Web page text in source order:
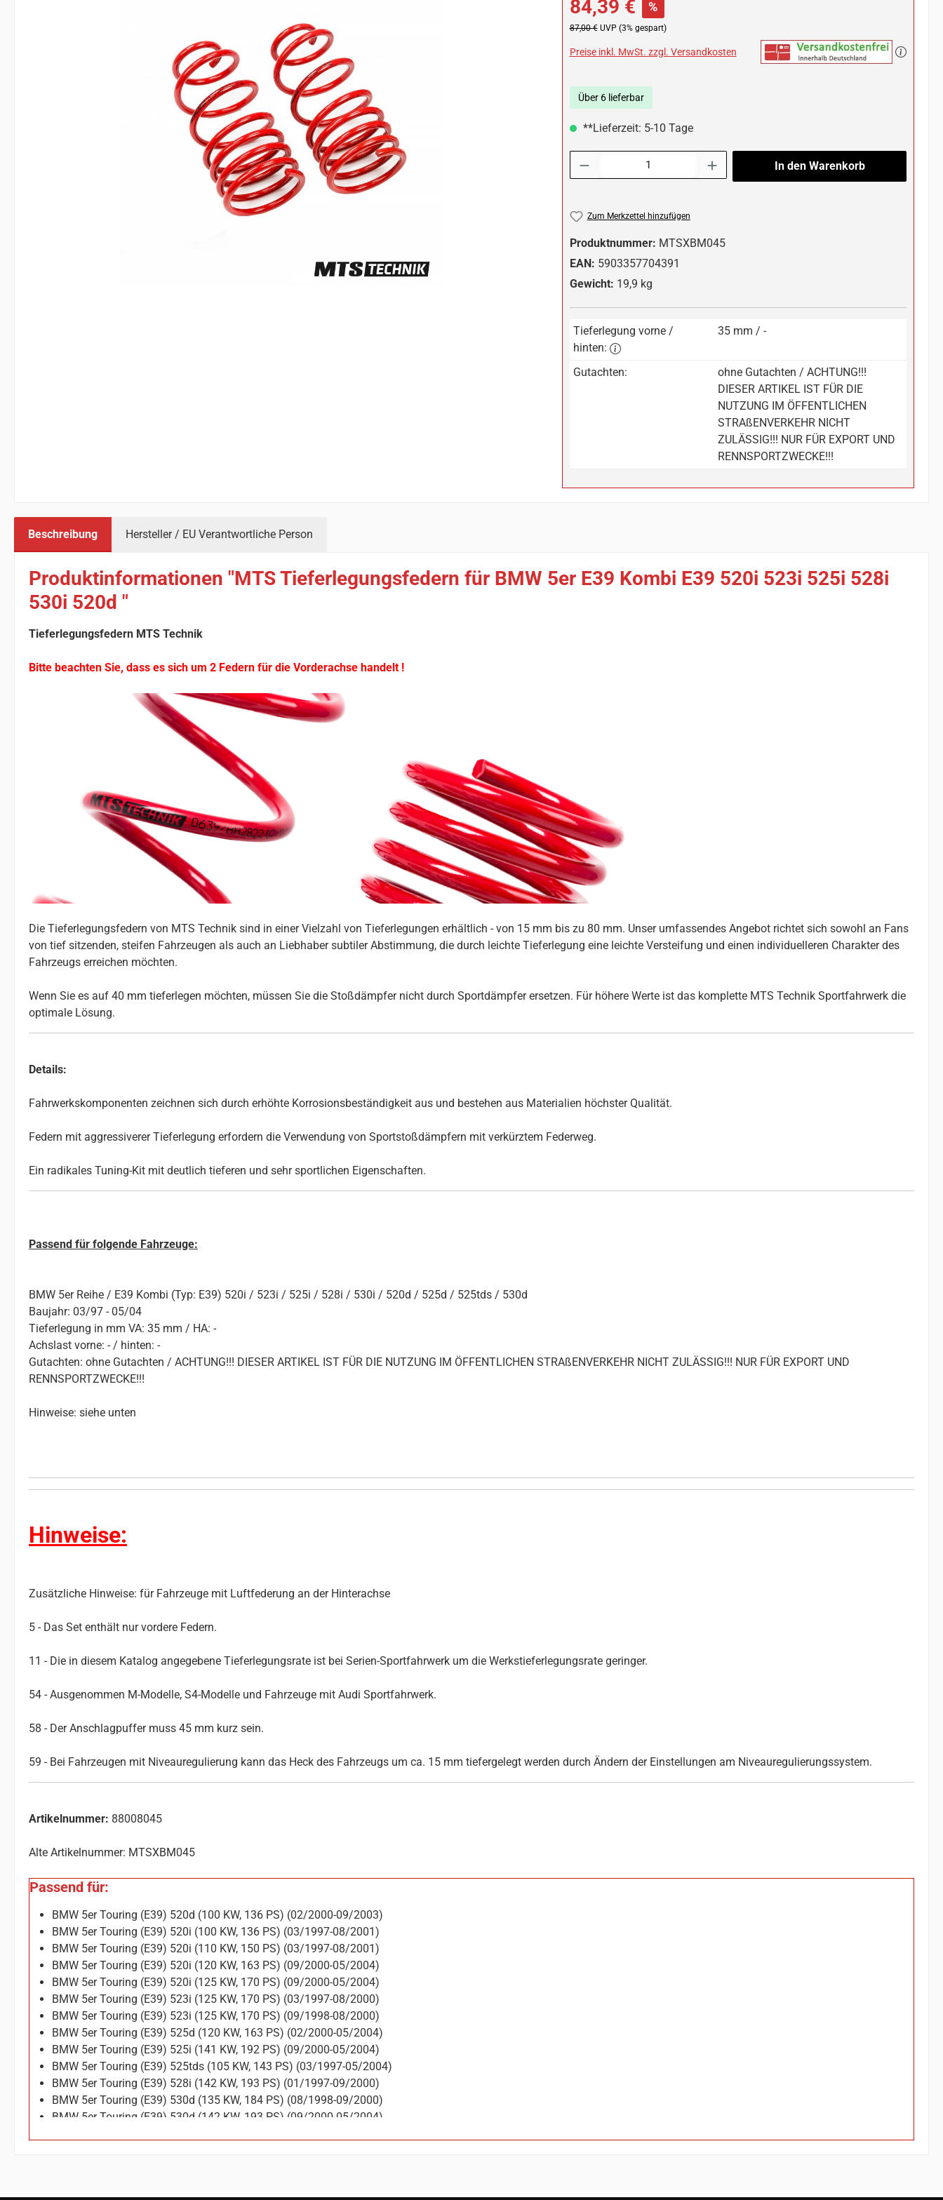
84,39 € %
Regulärer Preis:
87,00 € UVP (3% gespart)
Preise inkl. MwSt. zzgl. Versandkosten
Über 6 lieferbar
**Lieferzeit: 5-10 Tage
In den Warenkorb
Zum Merkzettel hinzufügen
Produktnummer: MTSXBM045
EAN: 5903357704391
Gewicht: 19,9 kg
Tieferlegung vorne /
hinten:
35 mm / -
Gutachten:
ohne Gutachten / ACHTUNG!!!
DIESER ARTIKEL IST FÜR DIE
NUTZUNG IM ÖFFENTLICHEN
STRAßENVERKEHR NICHT
ZULÄSSIG!!! NUR FÜR EXPORT UND
RENNSPORTZWECKE!!!
Beschreibung Hersteller / EU Verantwortliche Person
Produktinformationen "MTS Tieferlegungsfedern für BMW 5er E39 Kombi E39 520i 523i 525i 528i
530i 520d "
Tieferlegungsfedern MTS Technik
Bitte beachten Sie, dass es sich um 2 Federn für die Vorderachse handelt !
Die Tieferlegungsfedern von MTS Technik sind in einer Vielzahl von Tieferlegungen erhältlich - von 15 mm bis zu 80 mm. Unser umfassendes Angebot richtet sich sowohl an Fans
von tief sitzenden, steifen Fahrzeugen als auch an Liebhaber subtiler Abstimmung, die durch leichte Tieferlegung eine leichte Versteifung und einen individuelleren Charakter des
Fahrzeugs erreichen möchten.
Wenn Sie es auf 40 mm tieferlegen möchten, müssen Sie die Stoßdämpfer nicht durch Sportdämpfer ersetzen. Für höhere Werte ist das komplette MTS Technik Sportfahrwerk die
optimale Lösung.
Details:
Fahrwerkskomponenten zeichnen sich durch erhöhte Korrosionsbeständigkeit aus und bestehen aus Materialien höchster Qualität.
Federn mit aggressiverer Tieferlegung erfordern die Verwendung von Sportstoßdämpfern mit verkürztem Federweg.
Ein radikales Tuning-Kit mit deutlich tieferen und sehr sportlichen Eigenschaften.
Passend für folgende Fahrzeuge:
BMW 5er Reihe / E39 Kombi (Typ: E39) 520i / 523i / 525i / 528i / 530i / 520d / 525d / 525tds / 530d
Baujahr: 03/97 - 05/04
Tieferlegung in mm VA: 35 mm / HA: -
Achslast vorne: - / hinten: -
Gutachten: ohne Gutachten / ACHTUNG!!! DIESER ARTIKEL IST FÜR DIE NUTZUNG IM ÖFFENTLICHEN STRAßENVERKEHR NICHT ZULÄSSIG!!! NUR FÜR EXPORT UND
RENNSPORTZWECKE!!!
Hinweise: siehe unten
Hinweise:
Zusätzliche Hinweise: für Fahrzeuge mit Luftfederung an der Hinterachse
5 - Das Set enthält nur vordere Federn.
11 - Die in diesem Katalog angegebene Tieferlegungsrate ist bei Serien-Sportfahrwerk um die Werkstieferlegungsrate geringer.
54 - Ausgenommen M-Modelle, S4-Modelle und Fahrzeuge mit Audi Sportfahrwerk.
58 - Der Anschlagpuffer muss 45 mm kurz sein.
59 - Bei Fahrzeugen mit Niveauregulierung kann das Heck des Fahrzeugs um ca. 15 mm tiefergelegt werden durch Ändern der Einstellungen am Niveauregulierungssystem.
Artikelnummer: 88008045
Alte Artikelnummer: MTSXBM045
Passend für:
BMW 5er Touring (E39) 520d (100 KW, 136 PS) (02/2000-09/2003)
BMW 5er Touring (E39) 520i (100 KW, 136 PS) (03/1997-08/2001)
BMW 5er Touring (E39) 520i (110 KW, 150 PS) (03/1997-08/2001)
BMW 5er Touring (E39) 520i (120 KW, 163 PS) (09/2000-05/2004)
BMW 5er Touring (E39) 520i (125 KW, 170 PS) (09/2000-05/2004)
BMW 5er Touring (E39) 523i (125 KW, 170 PS) (03/1997-08/2000)
BMW 5er Touring (E39) 523i (125 KW, 170 PS) (09/1998-08/2000)
BMW 5er Touring (E39) 525d (120 KW, 163 PS) (02/2000-05/2004)
BMW 5er Touring (E39) 525i (141 KW, 192 PS) (09/2000-05/2004)
BMW 5er Touring (E39) 525tds (105 KW, 143 PS) (03/1997-05/2004)
BMW 5er Touring (E39) 528i (142 KW, 193 PS) (01/1997-09/2000)
BMW 5er Touring (E39) 530d (135 KW, 184 PS) (08/1998-09/2000)
BMW 5er Touring (E39) 530d (142 KW, 193 PS) (09/2000-05/2004)